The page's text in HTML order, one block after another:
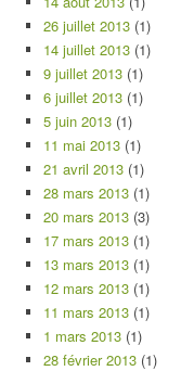
26 juillet 2013 (1)
14 juillet 2013 (1)
9 juillet 2013 (1)
6 juillet 2013 (1)
5 juin 2013 (1)
11 mai 2013 (1)
21 avril 2013 (1)
28 mars 2013 (1)
20 mars 2013 (3)
17 mars 2013 (1)
13 mars 2013 (1)
12 mars 2013 (1)
11 mars 2013 (1)
1 mars 2013 (1)
28 février 2013 (1)